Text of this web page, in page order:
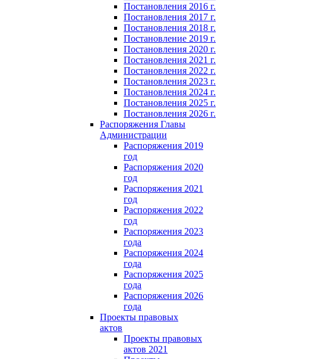
Постановления 2016 г.
Постановления 2017 г.
Постановления 2018 г.
Постановление 2019 г.
Постановления 2020 г.
Постановления 2021 г.
Постановления 2022 г.
Постановления 2023 г.
Постановления 2024 г.
Постановления 2025 г.
Постановления 2026 г.
Распоряжения Главы
Администрации
Распоряжения 2019
год
Распоряжения 2020
год
Распоряжения 2021
год
Распоряжения 2022
год
Распоряжения 2023
года
Распоряжения 2024
года
Распоряжения 2025
года
Распоряжения 2026
года
Проекты правовых
актов
Проекты правовых
актов 2021